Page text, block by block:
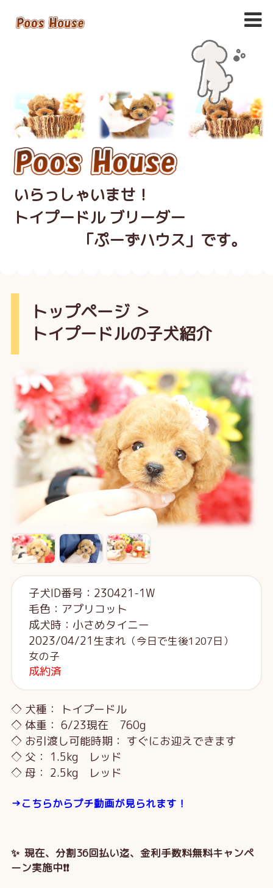
いらっしゃいませ！
トイプードル ブリーダー
「ぷーずハウス」です。
トップページ＞
トイプードルの子犬紹介
子犬ID番号：230421-1W
毛色：アプリコット
成犬時：小さめタイニー
2023/04/21生まれ （今日で生後1207日）
女の子
成約済
◇ 犬種： トイプードル
◇ 体重： 6/23現在 760g
◇ お引渡し可能時期： すぐにお迎えできます
◇ 父： 1.5kg レッド
◇ 母： 2.5kg レッド
→こちらからプチ動画が見られます！
✨ 現在、分割36回払い迄、金利手数料無料キャンペ
ーン実施中❗❗